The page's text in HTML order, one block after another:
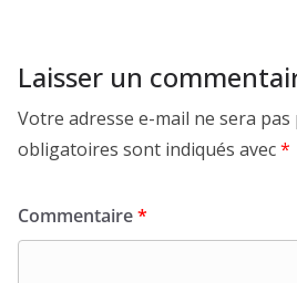
Laisser un
Votre adresse e-mail ne sera pas
obligatoires sont indiqués avec*
Commentaire*